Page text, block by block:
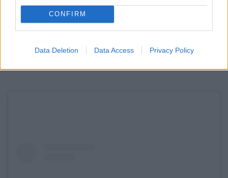
CONFIRM
Data Deletion Data Access Privacy Policy
μαγαζιού του Κέντρου. Στα προσεχή σχέδια του
Fairytale είναι να επεκταθεί και στην ευρύτερη
Ελλάδα ή γιατί όχι και στο εξωτερικό.